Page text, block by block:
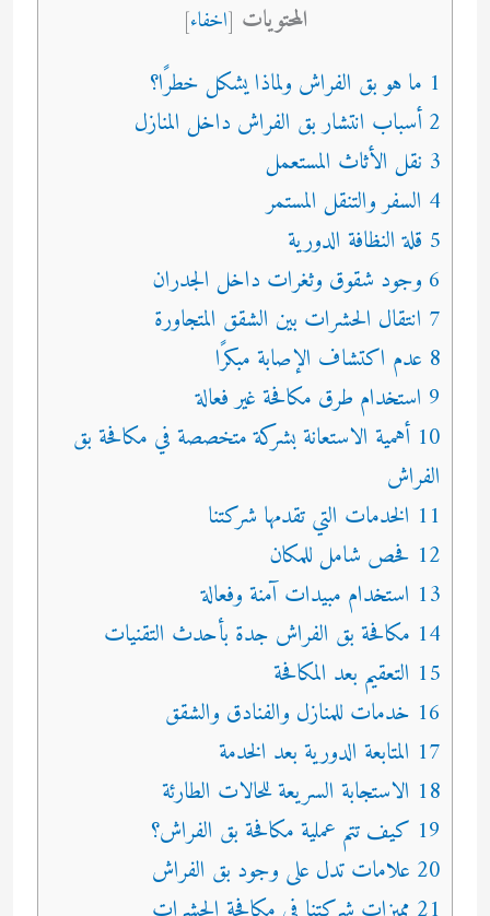
المحتويات [اخفاء]
1 ما هو بق الفراش ولماذا يشكل خطرًا؟
2 أسباب انتشار بق الفراش داخل المنازل
3 نقل الأثاث المستعمل
4 السفر والتنقل المستمر
5 قلة النظافة الدورية
6 وجود شقوق وثغرات داخل الجدران
7 انتقال الحشرات بين الشقق المتجاورة
8 عدم اكتشاف الإصابة مبكرًا
9 استخدام طرق مكافحة غير فعالة
10 أهمية الاستعانة بشركة متخصصة في مكافحة بق
الفراش
11 الخدمات التي تقدمها شركتنا
12 فحص شامل للمكان
13 استخدام مبيدات آمنة وفعالة
14 مكافحة بق الفراش جدة بأحدث التقنيات
15 التعقيم بعد المكافحة
16 خدمات للمنازل والفنادق والشقق
17 المتابعة الدورية بعد الخدمة
18 الاستجابة السريعة للحالات الطارئة
19 كيف تتم عملية مكافحة بق الفراش؟
20 علامات تدل على وجود بق الفراش